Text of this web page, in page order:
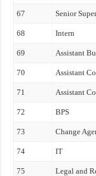
67 Senior
68 Intern
69 Assistant
70 Assistant
71 Assistant
72 BPS
73 Change
74 IT
75 Legal and